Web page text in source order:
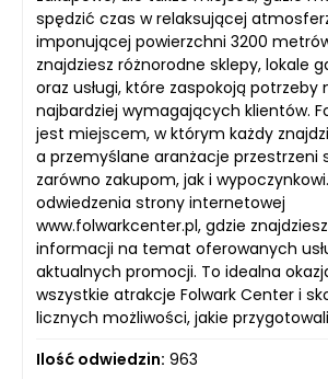
spędzić czas w relaksującej
imponującej powierzchni 3200
znajdziesz różnorodne sklepy, lokale
oraz usługi, które zaspokoją potrzeby
najbardziej wymagających klientów.
jest miejscem, w którym każdy
a przemyślane aranżacje przestrzeni
zarówno zakupom, jak i
odwiedzenia strony internetowej
www.folwarkcenter.pl, gdzie
informacji na temat oferowanych
aktualnych promocji. To idealna
wszystkie atrakcje Folwark Center i
licznych możliwości, jakie
Ilość odwiedzin: 963